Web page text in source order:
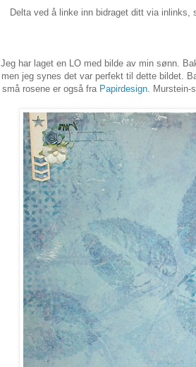
Delta ved å linke inn bidraget ditt via
Jeg har laget en LO med bilde av min sønn.
men jeg synes det var perfekt til dette bildet.
små rosene er også fra Papirdesign. Murstein-